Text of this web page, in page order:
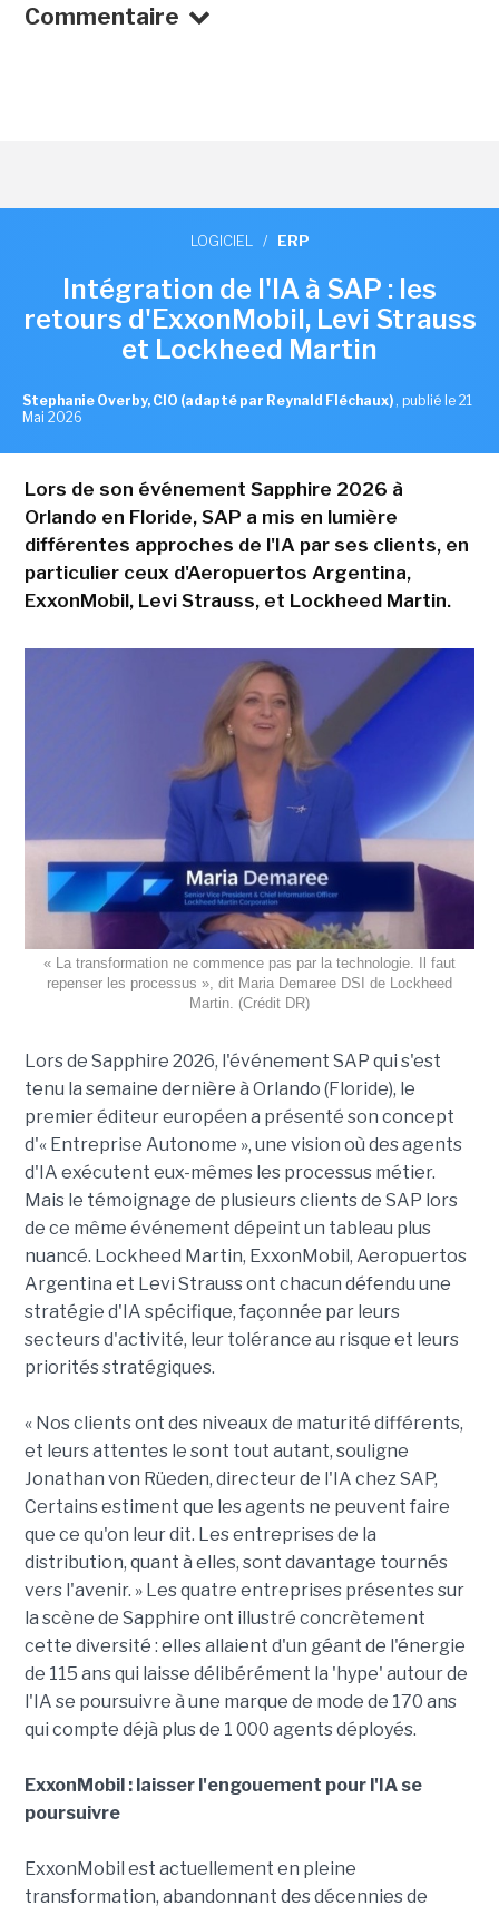
Commentaire
LOGICIEL / ERP
Intégration de l'IA à SAP : les
retours d'ExxonMobil, Levi Strauss
et Lockheed Martin
Stephanie Overby, CIO (adapté par Reynald Fléchaux) , publié le 21
Mai 2026
Lors de son événement Sapphire 2026 à
Orlando en Floride, SAP a mis en lumière
différentes approches de l'IA par ses clients, en
particulier ceux d'Aeropuertos Argentina,
ExxonMobil, Levi Strauss, et Lockheed Martin.
« La transformation ne commence pas par la technologie. Il faut
repenser les processus », dit Maria Demaree DSI de Lockheed
Martin. (Crédit DR)
Lors de Sapphire 2026, l'événement SAP qui s'est
tenu la semaine dernière à Orlando (Floride), le
premier éditeur européen a présenté son concept
d'« Entreprise Autonome », une vision où des agents
d'IA exécutent eux-mêmes les processus métier.
Mais le témoignage de plusieurs clients de SAP lors
de ce même événement dépeint un tableau plus
nuancé. Lockheed Martin, ExxonMobil, Aeropuertos
Argentina et Levi Strauss ont chacun défendu une
stratégie d'IA spécifique, façonnée par leurs
secteurs d'activité, leur tolérance au risque et leurs
priorités stratégiques.
« Nos clients ont des niveaux de maturité différents,
et leurs attentes le sont tout autant, souligne
Jonathan von Rüeden, directeur de l'IA chez SAP,
Certains estiment que les agents ne peuvent faire
que ce qu'on leur dit. Les entreprises de la
distribution, quant à elles, sont davantage tournés
vers l'avenir. » Les quatre entreprises présentes sur
la scène de Sapphire ont illustré concrètement
cette diversité : elles allaient d'un géant de l'énergie
de 115 ans qui laisse délibérément la 'hype' autour de
l'IA se poursuivre à une marque de mode de 170 ans
qui compte déjà plus de 1 000 agents déployés.
ExxonMobil : laisser l'engouement pour l'IA se
poursuivre
ExxonMobil est actuellement en pleine
transformation, abandonnant des décennies de